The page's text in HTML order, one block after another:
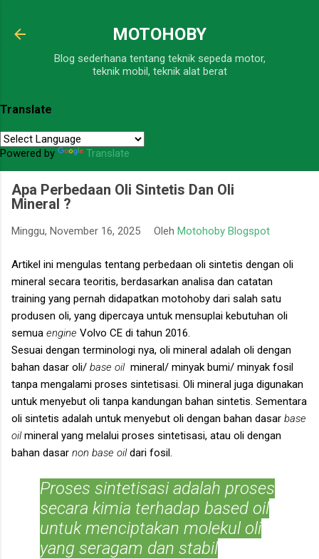
MOTOHOBY
Blog sederhana tentang teknik sepeda motor,
teknik mobil, teknik alat berat
Translate
Powered by Translate
Apa Perbedaan Oli Sintetis Dan Oli
Mineral ?
Minggu, November 16, 2025 Oleh Motohoby Blogspot
Artikel ini mengulas tentang perbedaan oli sintetis dengan oli
mineral secara teoritis, berdasarkan analisa dan catatan
training yang pernah didapatkan motohoby dari salah satu
produsen oli, yang dipercaya untuk mensuplai kebutuhan oli
semua engine Volvo CE di tahun 2016.
Sesuai dengan terminologi nya, oli mineral adalah oli dengan
bahan dasar oli/ base oilmineral/ minyak bumi/ minyak fosil
tanpa mengalami proses sintetisasi. Oli mineral juga digunakan
untuk menyebut oli tanpa kandungan bahan sintetis. Sementara
oli sintetis adalah untuk menyebut oli dengan bahan dasar base
oilmineral yang melalui proses sintetisasi, atau oli dengan
bahan dasar non base oildari fosil.
Proses sintetisasi adalah proses
secara kimia terhadap based oil
untuk menciptakan molekul oli
yang seragam dan stabil